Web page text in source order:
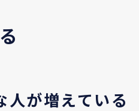
人が増えている